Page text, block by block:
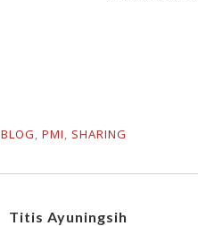
BLOG, PMI, SHARING
Titis Ayuningsih